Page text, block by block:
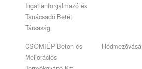
Ingatlanforgalmazó és
Tanácsadó Betéti
Társaság
CSOMIÉP Beton és
Meliorációs